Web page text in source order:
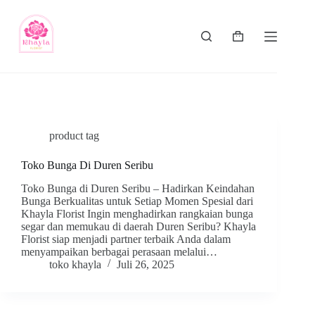
product tag
Toko Bunga Di Duren Seribu
Toko Bunga di Duren Seribu – Hadirkan Keindahan
Bunga Berkualitas untuk Setiap Momen Spesial dari
Khayla Florist Ingin menghadirkan rangkaian bunga
segar dan memukau di daerah Duren Seribu? Khayla
Florist siap menjadi partner terbaik Anda dalam
menyampaikan berbagai perasaan melalui…
toko khayla
Juli 26, 2025